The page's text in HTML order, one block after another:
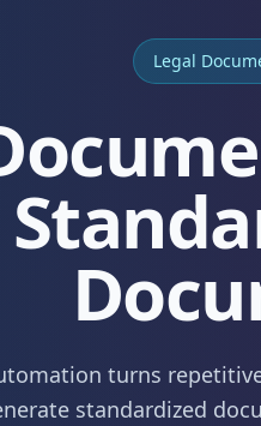
Legal
turns
standardized